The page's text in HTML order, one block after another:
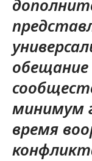
минимум
время